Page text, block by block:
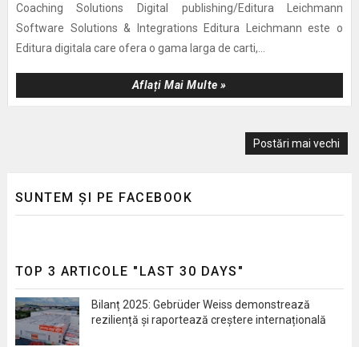
Coaching Solutions Digital publishing/Editura Leichmann
Software Solutions & Integrations Editura Leichmann este o
Editura digitala care ofera o gama larga de carti,...
Aflați Mai Multe »
Postări mai vechi
SUNTEM ȘI PE FACEBOOK
TOP 3 ARTICOLE "LAST 30 DAYS"
Bilanț 2025: Gebrüder Weiss demonstrează
reziliență și raportează creștere internațională